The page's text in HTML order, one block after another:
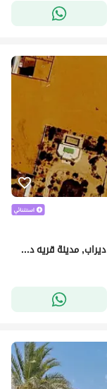
استراحة للبيع في شارع قريه ديراب 472, حي قريه ديراب, مدينة قريه ديراب, منطقة الرياض